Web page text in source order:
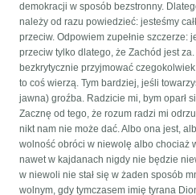
demokracji w sposób bezstronny.
należy od razu powiedzieć: jesteśmy
przeciw. Odpowiem zupełnie szczerze:
przeciw tylko dlatego, że Zachód jest
bezkrytycznie przyjmować
to coś wierzą. Tym bardziej, jeśli
jawna) groźba. Radzicie mi, bym oparł
Zacznę od tego, że rozum radzi mi
nikt nam nie może dać. Albo ona jest,
wolność obróci w niewolę albo chociaż
nawet w kajdanach nigdy nie będzie
w niewoli nie stał się w żaden sposób
wolnym, gdy tymczasem imię tyrana